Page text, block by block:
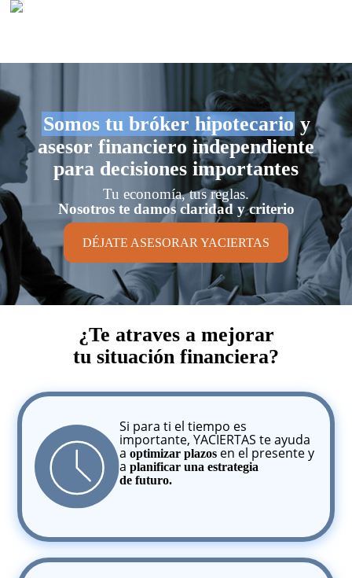
Somos tu bróker hipotecarioy
asesor financiero independiente
para decisiones importantes
Tu economía, tus reglas.
Nosotros te damos claridad y criterio
DÉJATE ASESORAR YACIERTAS
¿Te atraves a mejorar
tu situación financiera?
Si para ti el tiempo es
importante, YACIERTAS te ayuda
a optimizar plazosen el presente y
a planificar una estrategia
de futuro.